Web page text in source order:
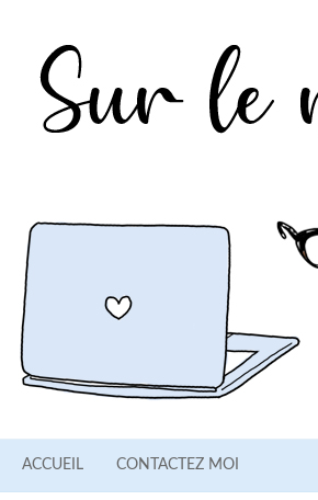
ACCUEIL CONTACTEZ MOI